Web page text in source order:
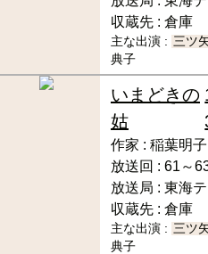
収蔵先 : 倉庫
主な出演 : 三ツ
典子
いまどきの
姑
作家 : 稲葉明子
放送回 : 61～
放送局 : 東海
収蔵先 : 倉庫
主な出演 : 三ツ
典子